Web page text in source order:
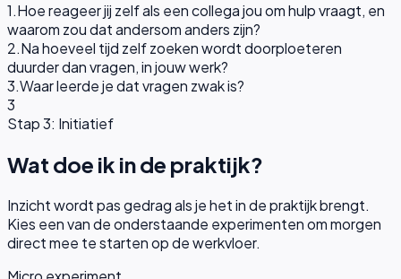
1.Hoe reageer jij zelf als een collega jou om hulp vraagt, en
waarom zou dat andersom anders zijn?
2.Na hoeveel tijd zelf zoeken wordt doorploeteren
duurder dan vragen, in jouw werk?
3.Waar leerde je dat vragen zwak is?
3
Stap 3: Initiatief
Wat doe ik in de praktijk?
Inzicht wordt pas gedrag als je het in de praktijk brengt.
Kies een van de onderstaande experimenten om morgen
direct mee te starten op de werkvloer.